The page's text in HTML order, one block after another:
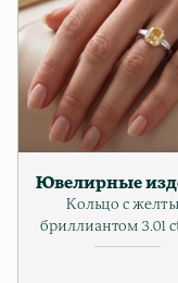
Ювелирные
Кольцо c
бpиллиантом 3.01